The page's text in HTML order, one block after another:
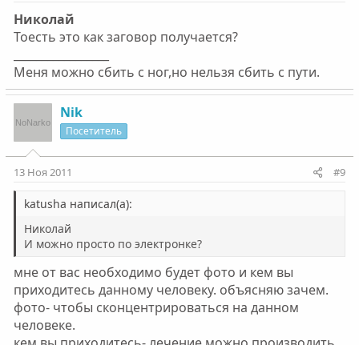
Николай
Тоесть это как заговор получается?
Меня можно сбить с ног,но нельзя сбить с пути.
Nik
Посетитель
13 Ноя 2011 #9
katusha написал(а):
Николай
И можно просто по электронке?
мне от вас необходимо будет фото и кем вы
приходитесь данному человеку. объясняю зачем.
фото- чтобы сконцентрироваться на данном
человеке.